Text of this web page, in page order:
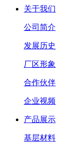
关于我们
公司简介
发展历史
厂区形象
合作伙伴
企业视频
产品展示
基层材料